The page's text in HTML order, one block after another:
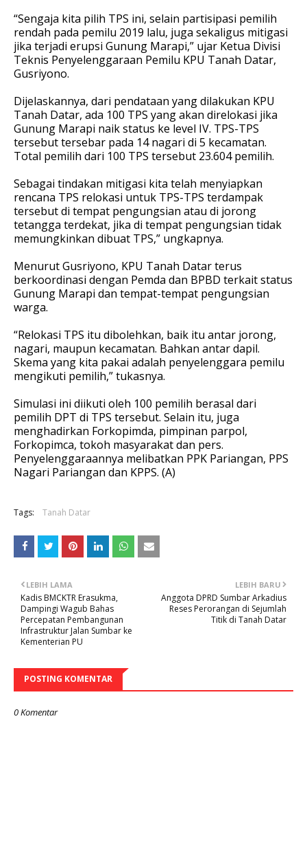
“Sengaja kita pilih TPS ini, selain partisipasi pemilih
rendah pada pemilu 2019 lalu, juga sekaligus mitigasi
jika terjadi erupsi Gunung Marapi,” ujar Ketua Divisi
Teknis Penyelenggaraan Pemilu KPU Tanah Datar,
Gusriyono.
Dijelaskannya, dari pendataan yang dilakukan KPU
Tanah Datar, ada 100 TPS yang akan direlokasi jika
Gunung Marapi naik status ke level IV. TPS-TPS
tersebut tersebar pada 14 nagari di 5 kecamatan.
Total pemilih dari 100 TPS tersebut 23.604 pemilih.
Sebagai tindakan mitigasi kita telah menyiapkan
rencana TPS relokasi untuk TPS-TPS terdampak
tersebut di tempat pengungsian atau di jorong
tetangga terdekat, jika di tempat pengungsian tidak
memungkinkan dibuat TPS,” ungkapnya.
Menurut Gusriyono, KPU Tanah Datar terus
berkoordinasi dengan Pemda dan BPBD terkait status
Gunung Marapi dan tempat-tempat pengungsian
warga.
“Relokasi TPS itu dibolehkan, baik itu antar jorong,
nagari, maupun kecamatan. Bahkan antar dapil.
Skema yang kita pakai adalah penyelenggara pemilu
mengikuti pemilih,” tukasnya.
Simulasi ini diikuti oleh 100 pemilih berasal dari
pemilih DPT di TPS tersebut. Selain itu, juga
menghadirkan Forkopimda, pimpinan parpol,
Forkopimca, tokoh masyarakat dan pers.
Penyelenggaraannya melibatkan PPK Pariangan, PPS
Nagari Pariangan dan KPPS. (A)
Tags: Tanah Datar
LEBIH BARU
Anggota DPRD Sumbar Arkadius
Reses Perorangan di Sejumlah
Titik di Tanah Datar
LEBIH LAMA
Kadis BMCKTR Erasukma,
Dampingi Wagub Bahas
Percepatan Pembangunan
Infrastruktur Jalan Sumbar ke
Kementerian PU
POSTING KOMENTAR
0 Komentar